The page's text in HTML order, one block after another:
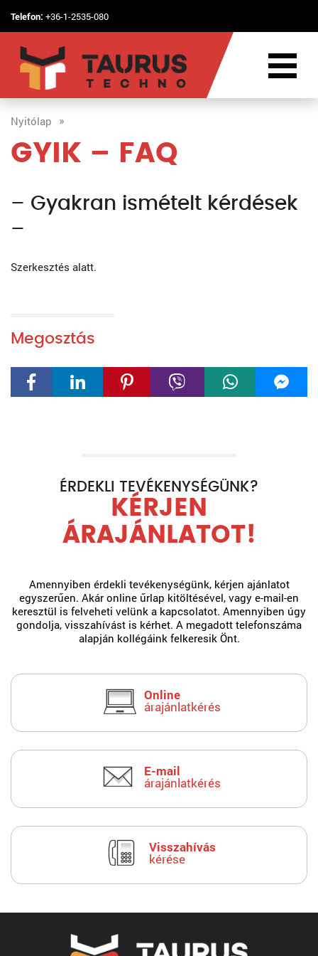
Telefon: +36-1-2535-080
Nyitólap
GYIK – FAQ
– Gyakran ismételt kérdések
–
Szerkesztés alatt.
Megosztás
ÉRDEKLI TEVÉKENYSÉGÜNK?
KÉRJEN
ÁRAJÁNLATOT!
Amennyiben érdekli tevékenységünk, kérjen ajánlatot
egyszerűen. Akár online űrlap kitöltésével, vagy e-mail-en
keresztül is felveheti velünk a kapcsolatot. Amennyiben úgy
gondolja, visszahívást is kérhet. A megadott telefonszáma
alapján kollégáink felkeresik Önt.
Online
árajánlatkérés
E-mail
árajánlatkérés
Visszahívás
kérése